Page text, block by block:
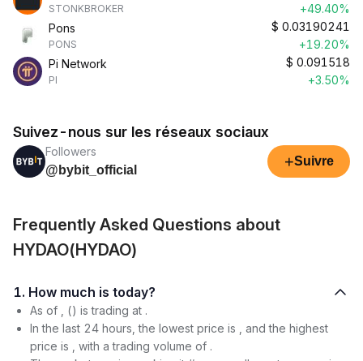
STONKBROKER
+49.40%
Pons
PONS
$ 0.03190241
+19.20%
Pi Network
PI
$ 0.091518
+3.50%
Suivez-nous sur les réseaux sociaux
Followers
@bybit_official
+Suivre
Frequently Asked Questions about
HYDAO(HYDAO)
1. How much is today?
As of , () is trading at .
In the last 24 hours, the lowest price is , and the highest
price is , with a trading volume of .